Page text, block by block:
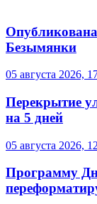
Безымянки
05 августа 2026,
Перекрытие
на 5 дней
05 августа 2026,
Программу